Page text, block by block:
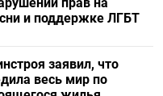
и поддержке ЛГБТ
заявил, что
весь мир по